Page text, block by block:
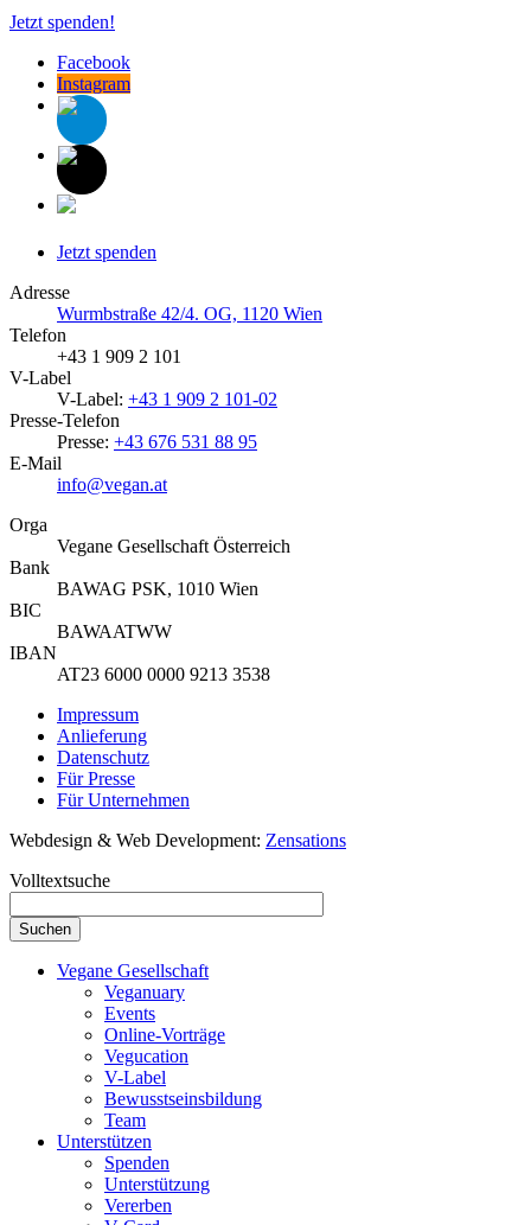
Jetzt spenden!
Facebook
Instagram
Jetzt spenden
Adresse
Wurmbstraße 42/4. OG, 1120 Wien
Telefon
+43 1 909 2 101
V-Label
V-Label: +43 1 909 2 101-02
Presse-Telefon
Presse: +43 676 531 88 95
E-Mail
info@vegan.at
Orga
Vegane Gesellschaft Österreich
Bank
BAWAG PSK, 1010 Wien
BIC
BAWAATWW
IBAN
AT23 6000 0000 9213 3538
Impressum
Anlieferung
Datenschutz
Für Presse
Für Unternehmen
Webdesign & Web Development: Zensations
Volltextsuche
Vegane Gesellschaft
Veganuary
Events
Online-Vorträge
Vegucation
V-Label
Bewusstseinsbildung
Team
Unterstützen
Spenden
Unterstützung
Vererben